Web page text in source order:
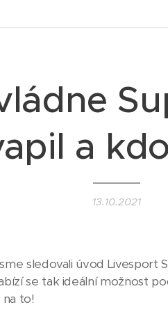
a
13.10.2021
sledovali úvod Livesport
se tak ideální možnost
to!